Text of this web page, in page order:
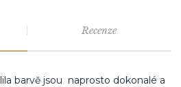
Recenze
barvě jsou naprosto dokonalé a